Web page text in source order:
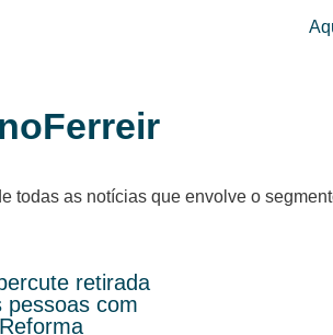
todas as notícias que envolve o
retirada
pessoas com